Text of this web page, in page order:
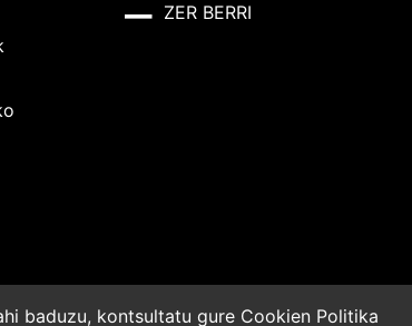
ZER BERRI
baduzu, kontsultatu gure Cookien Politika